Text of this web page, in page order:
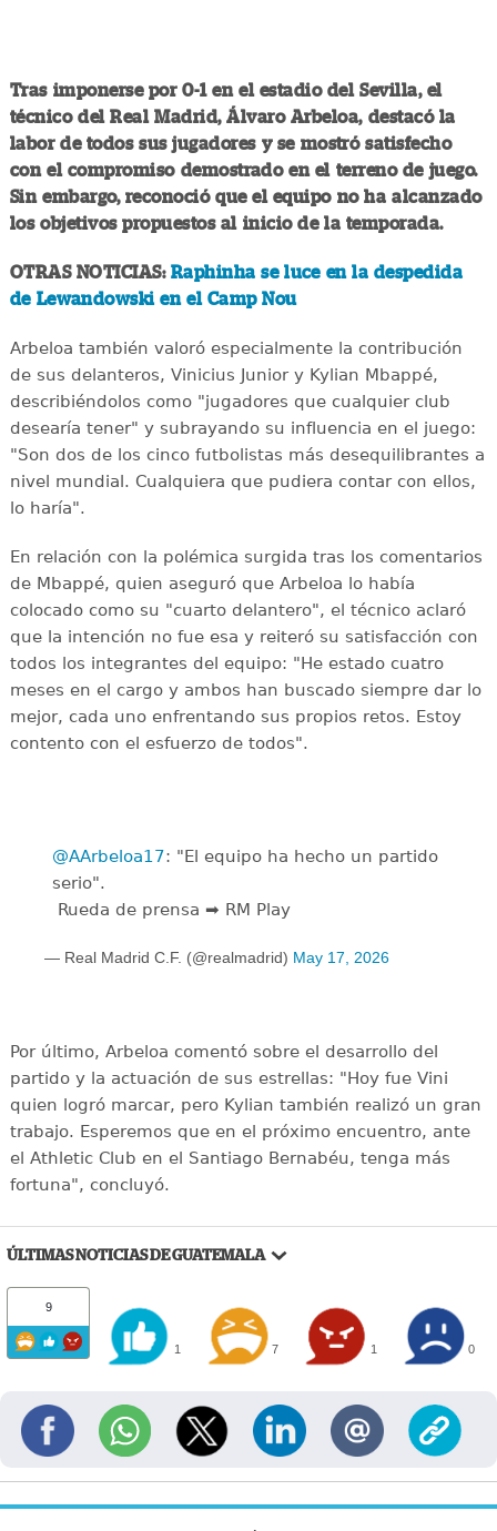
Tras imponerse por 0-1 en el estadio del Sevilla, el
técnico del Real Madrid, Álvaro Arbeloa, destacó la
labor de todos sus jugadores y se mostró satisfecho
con el compromiso demostrado en el terreno de juego.
Sin embargo, reconoció que el equipo no ha alcanzado
los objetivos propuestos al inicio de la temporada.
OTRAS NOTICIAS: Raphinha se luce en la despedida
de Lewandowski en el Camp Nou
Arbeloa también valoró especialmente la contribución
de sus delanteros, Vinicius Junior y Kylian Mbappé,
describiéndolos como "jugadores que cualquier club
desearía tener" y subrayando su influencia en el juego:
"Son dos de los cinco futbolistas más desequilibrantes a
nivel mundial. Cualquiera que pudiera contar con ellos,
lo haría".
En relación con la polémica surgida tras los comentarios
de Mbappé, quien aseguró que Arbeloa lo había
colocado como su "cuarto delantero", el técnico aclaró
que la intención no fue esa y reiteró su satisfacción con
todos los integrantes del equipo: "He estado cuatro
meses en el cargo y ambos han buscado siempre dar lo
mejor, cada uno enfrentando sus propios retos. Estoy
contento con el esfuerzo de todos".
@AArbeloa17: "El equipo ha hecho un partido
serio".
️ Rueda de prensa ➡️ RM Play
— Real Madrid C.F. (@realmadrid) May 17, 2026
Por último, Arbeloa comentó sobre el desarrollo del
partido y la actuación de sus estrellas: "Hoy fue Vini
quien logró marcar, pero Kylian también realizó un gran
trabajo. Esperemos que en el próximo encuentro, ante
el Athletic Club en el Santiago Bernabéu, tenga más
fortuna", concluyó.
ÚLTIMAS NOTICIAS DE GUATEMALA
9
1 7 1 0